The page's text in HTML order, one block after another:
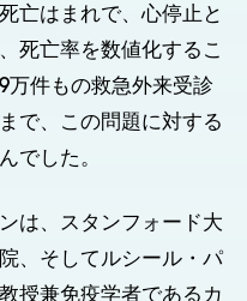
亡はまれで、心停止と
死亡率を数値化するこ
万件もの救急外来受診
で、この問題に対する
でした。
は、スタンフォード大
、そしてルシール・パ
授兼免疫学者であるカ